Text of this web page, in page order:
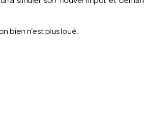
bien n’est plus loué.